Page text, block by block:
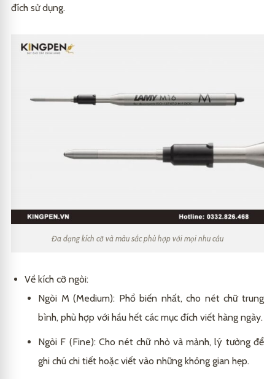
đích sử dụng.
Đa dạng kích cỡ và màu sắc phù hợp với mọi nhu cầu
Về kích cỡ ngòi:
Ngòi M (Medium): Phổ biến nhất, cho nét chữ trung
bình, phù hợp với hầu hết các mục đích viết hàng ngày.
Ngòi F (Fine): Cho nét chữ nhỏ và mảnh, lý tưởng để
ghi chú chi tiết hoặc viết vào những không gian hẹp.